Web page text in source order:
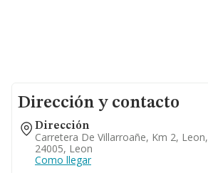
Dirección y contacto
Dirección
Carretera De Villarroañe, Km 2, Leon,
24005, Leon
Como llegar